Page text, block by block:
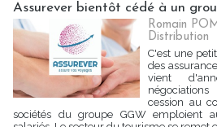
Assurever bientôt cédé à un
Romain
Distribution
C'est une
des
vient
cession au
sociétés du groupe GGW emploient